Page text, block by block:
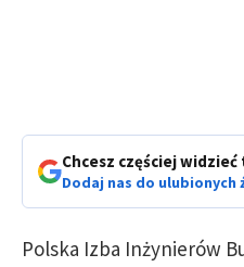
Chcesz częściej widzieć
Dodaj nas do ulubionych
Polska Izba Inżynierów